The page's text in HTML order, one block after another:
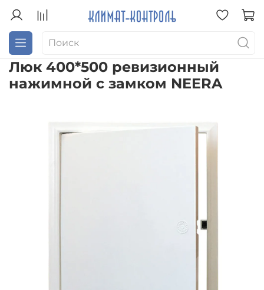
Люк 400*500 ревизионный
нажимной с замком NEERA